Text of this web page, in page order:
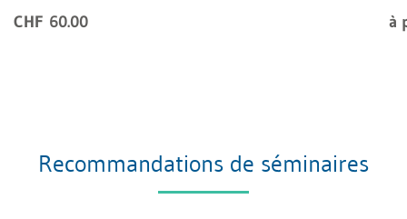
CHF 60.00
à
Recommandations de séminaires